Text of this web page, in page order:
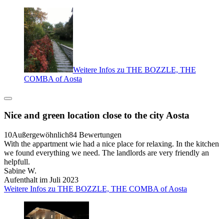
Weitere Infos zu THE BOZZLE, THE
COMBA of Aosta
Nice and green location close to the city Aosta
10Außergewöhnlich84 Bewertungen
With the appartment wie had a nice place for relaxing. In the kitchen
we found everything we need. The landlords are very friendly an
helpfull.
Sabine W.
Aufenthalt im Juli 2023
Weitere Infos zu THE BOZZLE, THE COMBA of Aosta